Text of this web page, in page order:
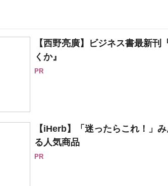
【西野亮廣】ビジネス書最新
くか』
PR
【iHerb】「迷ったらこれ！」
る人気商品
PR